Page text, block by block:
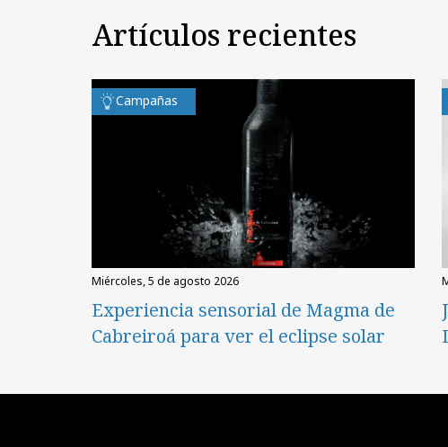
Artículos recientes
Campañas
miércoles, 5 de agosto 2026
Experiencia sensorial de Magma de
Cabreiroá para ver el eclipse solar